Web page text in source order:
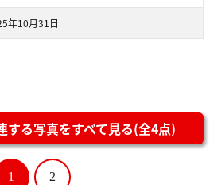
年10月31日
する写真をすべて見る(全4点)
1 2